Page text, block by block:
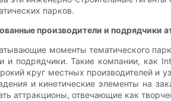
парков.
производители и подрядчики
моменты тематического
и подрядчики. Такие компании, как
круг местных производителей и
и кинетические элементы на
аттракционы, отвечающие как